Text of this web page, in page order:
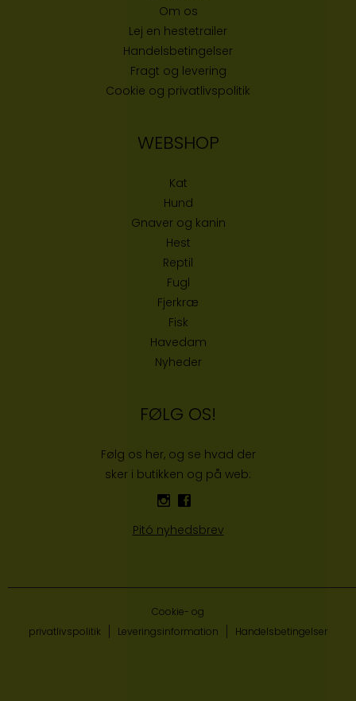
Om os
Lej en hestetrailer
Handelsbetingelser
Fragt og levering
Cookie og privatlivspolitik
WEBSHOP
Kat
Hund
Gnaver og kanin
Hest
Reptil
Fugl
Fjerkræ
Fisk
Havedam
Nyheder
FØLG OS!
Følg os her, og se hvad der
sker i butikken og på web:
Pitó nyhedsbrev
Cookie- og
privatlivspolitik
Leveringsinformation Handelsbetingelser